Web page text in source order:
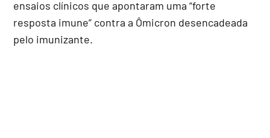
ensaios clínicos que apontaram uma “forte
resposta imune” contra a Ômicron desencadeada
pelo imunizante.